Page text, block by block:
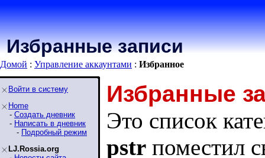
Избранные записи
Домой : Управление аккаунтами : Избранное
Войти в систему
Home
- Создать дневник
- Написать в дневник
- Подробный режим
LJ.Rossia.org
Избранные
Это список
pstr поместил